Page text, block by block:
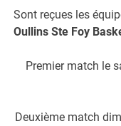
Sont reçues les
Oullins Ste Foy
Premier match le
Deuxième match